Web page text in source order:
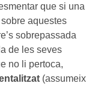
que si una
aquestes
sobrepassada
de les seves
no li pertoca,
(assumeix